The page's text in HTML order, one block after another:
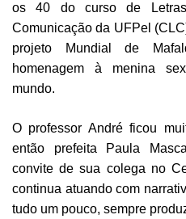
os 40 do curso de
Comunicação da UFPel
projeto Mundial de
homenagem à menina
mundo.
O professor André ficou
então prefeita Paula
convite de sua colega no
continua atuando com
tudo um pouco, sempre